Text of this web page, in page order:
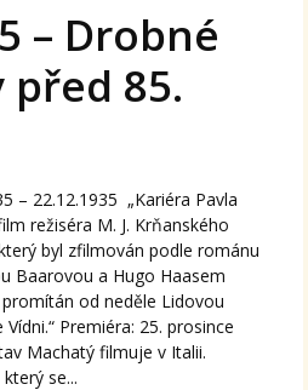
– Drobné
85.
– 22.12.1935 „Kariéra Pavla
režiséra M. J. Krňanského
byl zfilmován podle románu
Baarovou a Hugo Haasem
od neděle Lidovou
Premiéra: 25. prosince
Machatý filmuje v Italii.
se...